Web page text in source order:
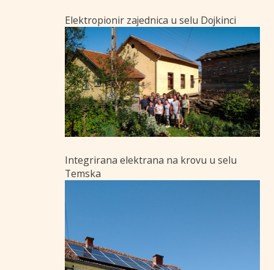
Elektropionir zajednica u selu Dojkinci
Integrirana elektrana na krovu u selu
Temska